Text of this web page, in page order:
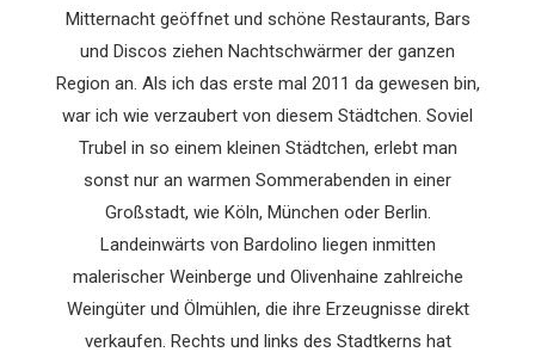
Mitternacht geöffnet und schöne Restaurants, Bars
und Discos ziehen Nachtschwärmer der ganzen
Region an. Als ich das erste mal 2011 da gewesen bin,
war ich wie verzaubert von diesem Städtchen. Soviel
Trubel in so einem kleinen Städtchen, erlebt man
sonst nur an warmen Sommerabenden in einer
Großstadt, wie Köln, München oder Berlin.
Landeinwärts von Bardolino liegen inmitten
malerischer Weinberge und Olivenhaine zahlreiche
Weingüter und Ölmühlen, die ihre Erzeugnisse direkt
verkaufen. Rechts und links des Stadtkerns hat